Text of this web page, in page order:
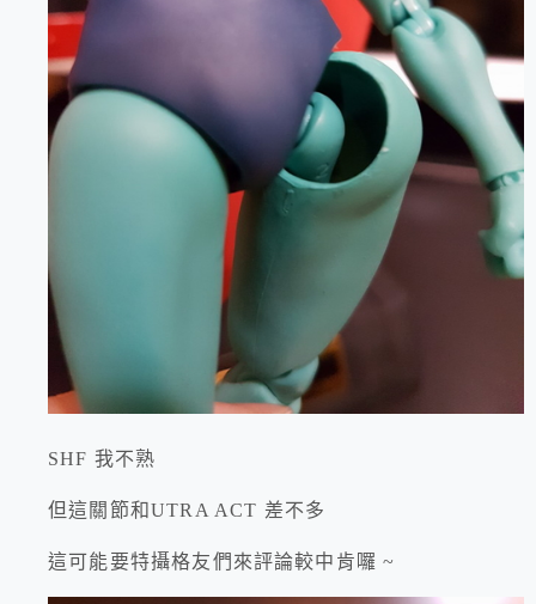
SHF 我不熟
但這關節和UTRA ACT 差不多
這可能要特攝格友們來評論較中肯囉 ~